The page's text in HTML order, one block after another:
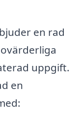
en rad
uppgift.
en